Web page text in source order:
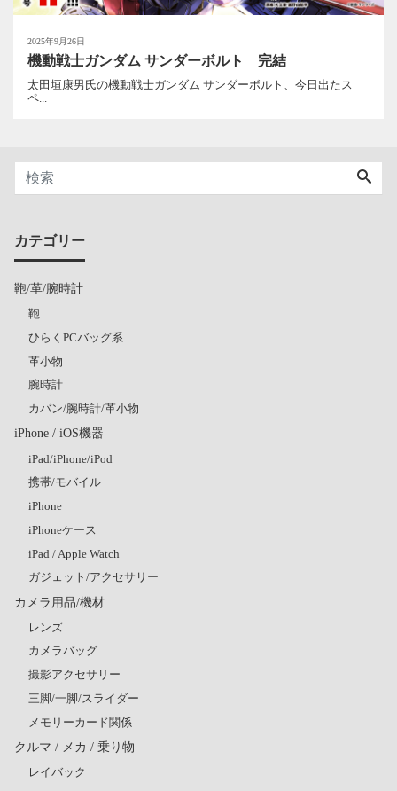
2025年9月26日
機動戦士ガンダム サンダーボルト 完結
太田垣康男氏の機動戦士ガンダム サンダーボルト、今日出たス
ペ...
カテゴリー
鞄/革/腕時計
鞄
ひらくPCバッグ系
革小物
腕時計
カバン/腕時計/革小物
iPhone / iOS機器
iPad/iPhone/iPod
携帯/モバイル
iPhone
iPhoneケース
iPad / Apple Watch
ガジェット/アクセサリー
カメラ用品/機材
レンズ
カメラバッグ
撮影アクセサリー
三脚/一脚/スライダー
メモリーカード関係
クルマ / メカ / 乗り物
レイバック